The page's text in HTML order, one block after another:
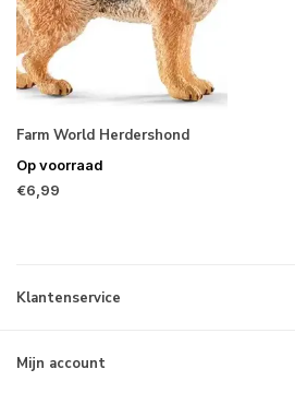
Farm World Herdershond
Op voorraad
€6,99
Klantenservice
Mijn account